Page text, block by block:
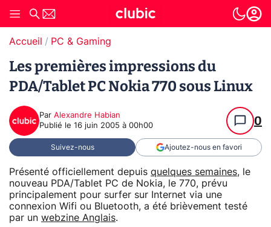
Accueil PC & Gaming
Les premières impressions du
PDA/Tablet PC Nokia 770 sous Linux
Par Alexandre Habian
Publié le 16 juin 2005 à 00h00 0
Suivez-nous Ajoutez-nous en favori
Présenté officiellement depuis quelques semaines, le
nouveau PDA/Tablet PC de Nokia, le 770, prévu
principalement pour surfer sur Internet via une
connexion Wifi ou Bluetooth, a été brièvement testé
par un webzine Anglais.